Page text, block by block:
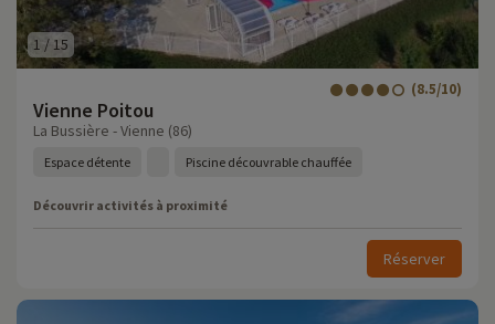
1 /15
Vienne Poitou
(8.5/10)
La Bussière - Vienne (86)
Espace détente Piscine découvrable chauffée
Découvrir activités à proximité
Réserver